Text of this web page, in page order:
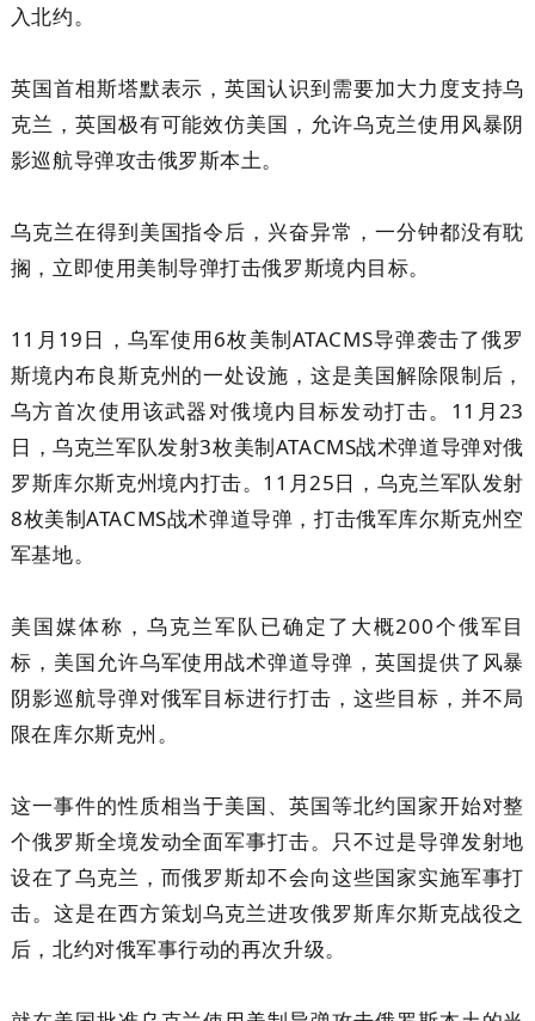
入北约。
英国首相斯塔默表示，英国认识到需要加大力度支持乌
克兰，英国极有可能效仿美国，允许乌克兰使用风暴阴
影巡航导弹攻击俄罗斯本土。
乌克兰在得到美国指令后，兴奋异常，一分钟都没有耽
搁，立即使用美制导弹打击俄罗斯境内目标。
11月19日，乌军使用6枚美制ATACMS导弹袭击了俄罗
斯境内布良斯克州的一处设施，这是美国解除限制后，
乌方首次使用该武器对俄境内目标发动打击。11月23
日，乌克兰军队发射3枚美制ATACMS战术弹道导弹对俄
罗斯库尔斯克州境内打击。11月25日，乌克兰军队发射
8枚美制ATACMS战术弹道导弹，打击俄军库尔斯克州空
军基地。
美国媒体称，乌克兰军队已确定了大概200个俄军目
标，美国允许乌军使用战术弹道导弹，英国提供了风暴
阴影巡航导弹对俄军目标进行打击，这些目标，并不局
限在库尔斯克州。
这一事件的性质相当于美国、英国等北约国家开始对整
个俄罗斯全境发动全面军事打击。只不过是导弹发射地
设在了乌克兰，而俄罗斯却不会向这些国家实施军事打
击。这是在西方策划乌克兰进攻俄罗斯库尔斯克战役之
后，北约对俄军事行动的再次升级。